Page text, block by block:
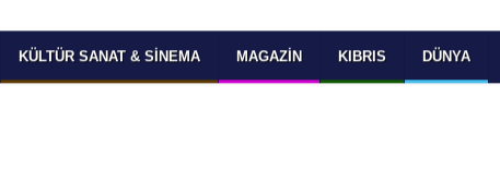
KÜLTÜR SANAT & SINEMA MAGAZIN KIBRIS DÜNYA